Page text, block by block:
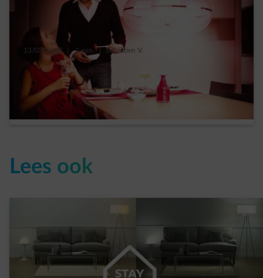
13/03/2017 2 min. Sébastien V.
Je huis verlichten met slimme led
verlichting
Read more
Lees ook